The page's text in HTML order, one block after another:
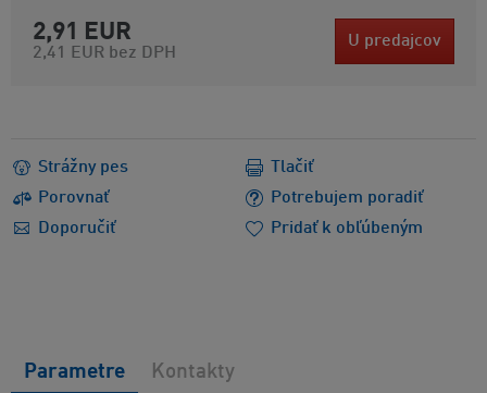
2,91 EUR
2,41 EUR bez DPH
U predajcov
Strážny pes
Porovnať
Potrebujem poradiť
Doporučiť
Tlačiť
Pridať k obľúbeným
Parametre Kontakty